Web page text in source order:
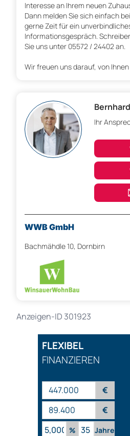
Interesse an Ihrem neuen
Dann melden Sie sich einfach
gerne Zeit für ein
Informationsgespräch.
Sie uns unter 05572 / 24402 an.
Wir freuen uns darauf, von
Ihr
WWB GmbH
Bachmähdle 10, Dornbirn
Anzeigen-ID 301923
FLEXIBEL
FINANZIEREN
€
€
%
Jahre